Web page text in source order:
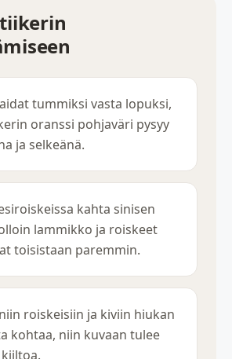
tummiksi vasta lopuksi,
oranssi pohjaväri pysyy
ja selkeänä.
kahta sinisen
lammikko ja roiskeet
toisistaan paremmin.
roiskeisiin ja kiviin hiukan
kohtaa, niin kuvaan tulee